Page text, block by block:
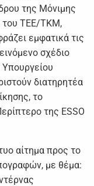
της Μόνιμης
του ΤΕΕ/ΤΚΜ,
εμφατικά τις
σχέδιο
διατηρητέα
το
της ESSO
αίτημα προς το
με θέμα: